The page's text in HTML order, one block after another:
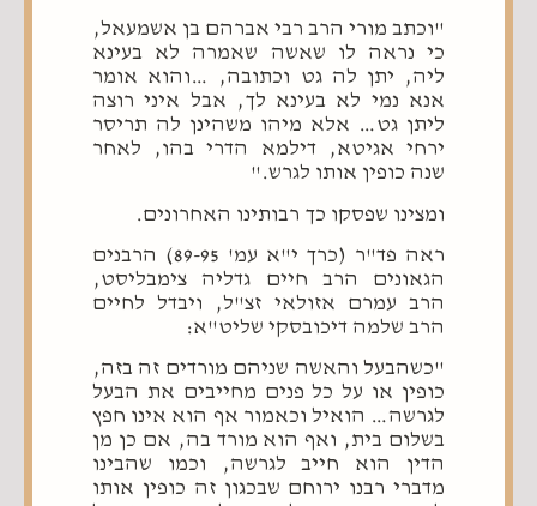
"וכתב מורי הרב רבי אברהם בן אשמעאל,
כי נראה לו שאשה שאמרה לא בעינא
ליה, יתן לה גט וכתובה, …והוא אומר
אנא נמי לא בעינא לך, אבל איני רוצה
ליתן גט… אלא מיהו משהינן לה תריסר
ירחי אגיטא, דילמא הדרי בהו, לאחר
שנה כופין אותו לגרש."
ומצינו שפסקו כך רבותינו האחרונים.
ראה פד"ר (כרך י"א עמ' 89-95) הרבנים
הגאונים הרב חיים גדליה צימבליסט,
הרב עמרם אזולאי זצ"ל, ויבדל לחיים
הרב שלמה דיכובסקי שליט"א:
"כשהבעל והאשה שניהם מורדים זה בזה,
כופין או על כל פנים מחייבים את הבעל
לגרשה… הואיל וכאמור אף הוא אינו חפץ
בשלום בית, ואף הוא מורד בה, אם כן מן
הדין הוא חייב לגרשה, וכמו שהבינו
מדברי רבנו ירוחם שבכגון זה כופין אותו